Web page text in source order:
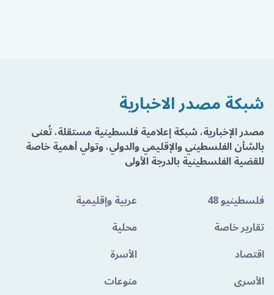
شبكة مصدر الاخبارية
مصدر الإخبارية، شبكة إعلامية فلسطينية مستقلة، تُعنى
بالشأن الفلسطيني والإقليمي والدولي، وتولي أهمية خاصة
للقضية الفلسطينية بالدرجة الأولى
فلسطينيو 48
عربية وإقليمية
تقارير خاصة
محلية
اقتصاد
الأسرة
الأسرى
منوعات